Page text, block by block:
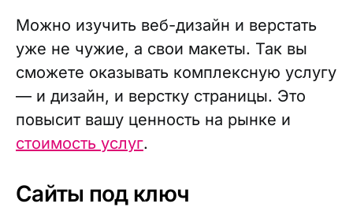
Можно изучить веб-дизайн и верстать
уже не чужие, а свои макеты. Так вы
сможете оказывать комплексную услугу
— и дизайн, и верстку страницы. Это
повысит вашу ценность на рынке и
стоимость услуг.
Сайты под ключ